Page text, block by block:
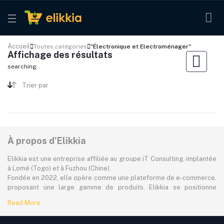
Accueil Toutes catégories "Électronique et Electroménager"
Affichage des résultats
searching..
Trier par
À propos d'Elikkia
Elikkia est une entreprise affiliée au groupe iT Consulting, implantée
à Lomé (Togo) et à Fuzhou (Chine).
Fondée en 2022, elle opère comme une plateforme de e-commerce,
proposant une large gamme de produits. Elikkia se positionne
offrant à la fois la possibilité d'acheter localement et directement
depuis la Chine.
Read More